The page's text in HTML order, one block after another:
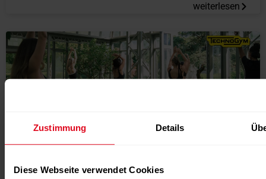
Zustimmung Details
Diese Webseite verwendet Cookies
weiterlesen